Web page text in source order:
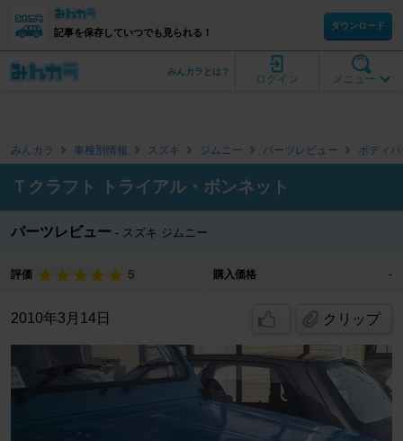
記事を保存していつでも見られる！
ダウンロード
メニュー
ログイン
みんカラとは？
みんカラ 車種別情報 スズキ ジムニー パーツレビュー ボディ
Ｔクラフト トライアル・ボンネット
パーツレビュー スズキ ジムニー
評価 5 購入価格 -
2010年3月14日 クリップ